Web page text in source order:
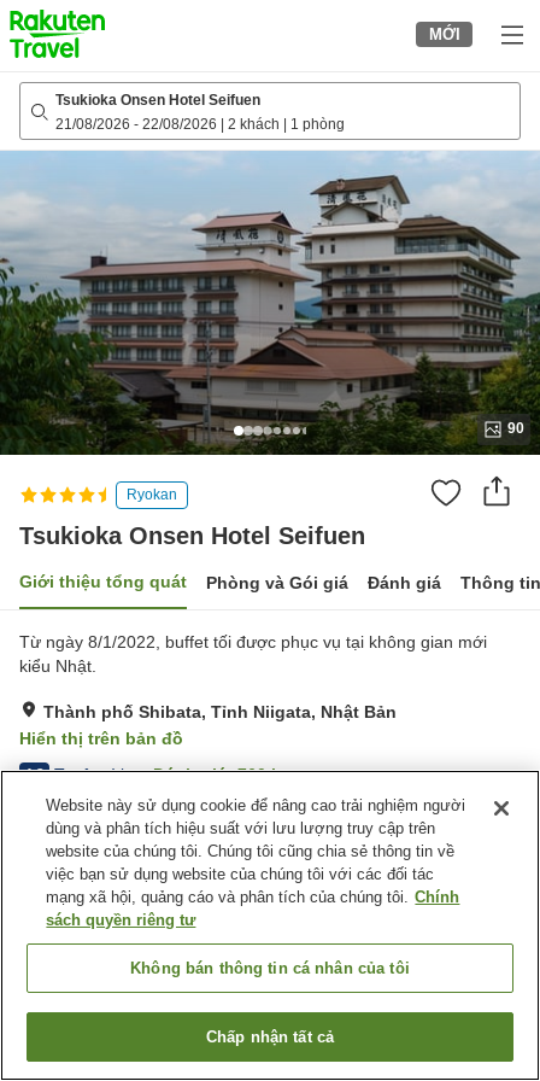
to
top
page
MỚI
Tsukioka Onsen Hotel Seifuen
21/08/2026 - 22/08/2026 2 khách 1 phòng
90
Ryokan
Tsukioka Onsen Hotel Seifuen
Giới thiệu tổng quát Phòng và Gói giá Đánh giá Thông
Từ ngày 8/1/2022, buffet tối được phục vụ tại không gian mới
kiểu Nhật.
Thành phố Shibata, Tỉnh Niigata, Nhật Bản
Hiển thị trên bản đồ
4.3 Tuyệt vời Đánh giá:760lượt
Tiện nghi chỗ nghỉ
Wi-Fi
Bãi đỗ xe
Xông hơi
Spa / Salon
Nhật Bản Tỉnh Niigata
Thành phố Shibata
Tsukioka Onsen Hotel Seifuen
Tìm phòng trống
Website này sử dụng cookie để nâng cao trải nghiệm người
dùng và phân tích hiệu suất với lưu lượng truy cập trên
website của chúng tôi. Chúng tôi cũng chia sẻ thông tin về
việc bạn sử dụng website của chúng tôi với các đối tác
mạng xã hội, quảng cáo và phân tích của chúng tôi. Chính
sách quyền riêng tư
Không bán thông tin cá nhân của tôi
Chấp nhận tất cả